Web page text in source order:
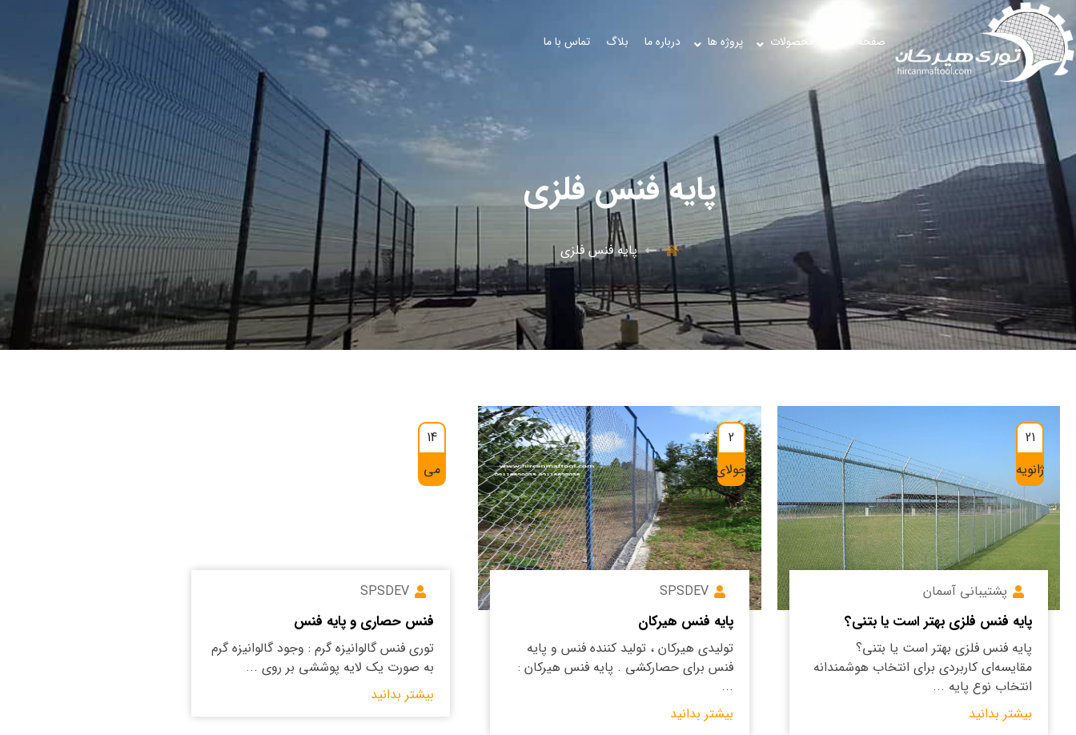
صفحه اصلی محصولات پروژه ها درباره ما بلاگ تماس با ما
پایه فنس فلزی
پایه فنس فلزی
21
ژانویه
پشتیبانی آسمان
پایه فنس فلزی بهتر است یا بتنی؟
پایه فنس فلزی بهتر است یا بتنی؟
مقایسه‌ای کاربردی برای انتخاب هوشمندانه
انتخاب نوع پایه ...
بیشتر بدانید
2
جولای
SPSDEV
پایه فنس هیرکان
تولیدی هیرکان ، تولید کننده فنس و پایه
فنس برای حصارکشی . پایه فنس هیرکان :
...
بیشتر بدانید
14
می
SPSDEV
فنس حصاری و پایه فنس
توری فنس گالوانیزه گرم : وجود گالوانیزه گرم
به صورت یک لایه پوششی بر روی ...
بیشتر بدانید